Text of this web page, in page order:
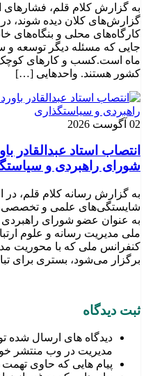
به گزارش کلام قلم، فشارهای
گزارش‌های کلان دیده شوند،
کارگاه‌های محلی و بنگاه‌های
جایی که مسئله دیگر توسعه و
ماه است.کسب‌ و کارهای
کشور هستند. واحدهایی […]
02 آگوست 2026
انتصاب استاد عبدالقادر
شورای راهبردی و
به گزارش رسانه کلام قلم،
شایستگی‌های علمی و تخصصی،
به عنوان عضو شورای
ملی مدیریت رسانه و علوم
کنفرانس ملی که با محوریت
برگزار می‌شود، بستری برای
ثبت دیدگاه
دیدگاه های ارسال شده
مدیریت در وب منتشر
پیام هایی که حاوی تهمت